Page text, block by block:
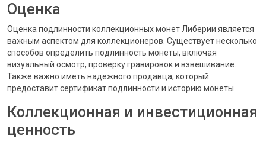
Оценка
Оценка подлинности коллекционных монет Либерии является
важным аспектом для коллекционеров. Существует несколько
способов определить подлинность монеты, включая
визуальный осмотр, проверку гравировок и взвешивание.
Также важно иметь надежного продавца, который
предоставит сертификат подлинности и историю монеты.
Коллекционная и инвестиционная
ценность